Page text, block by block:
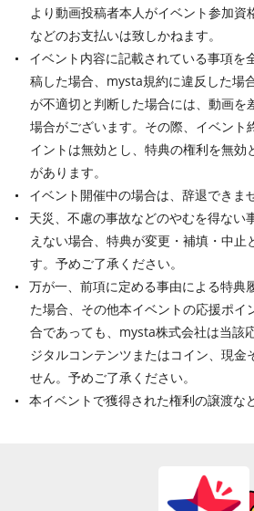
より動画投稿者本人がイベント参加資
などのお支払いは致しかねます。
イベント内容に記載されている事項を
稿した場合、mysta規約に違反した場
が不適切と判断した場合には、動画を
場合がございます。その際、イベント
イントは無効とし、特典の権利を無効
があります。
イベント開催中の場合は、辞退できま
天災、不慮の事故などのやむを得ない
えない場合、特典が変更・補填・中止
す。予めご了承ください。
万が一、前項に定める事由による特典
た場合、その他本イベントの応援ポイ
合であっても、mysta株式会社は当該
ジタルコンテンツまたはコイン、現金
せん。予めご了承ください。
本イベントで獲得された権利の譲渡な